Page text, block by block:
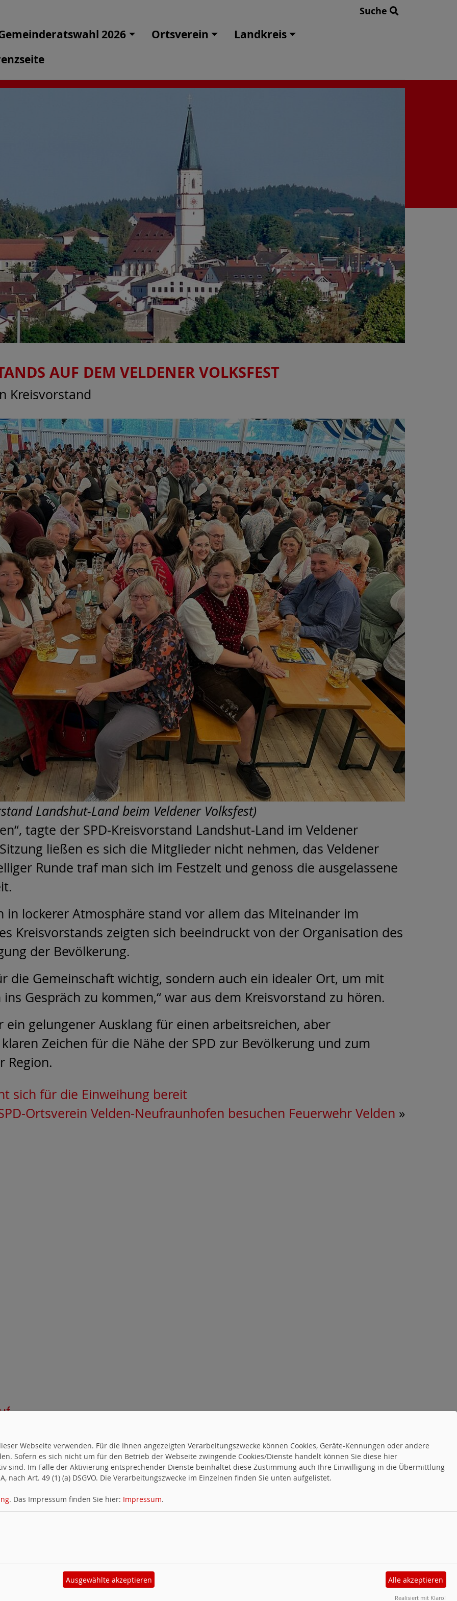
Suche
2026 Ortsverein
Landkreis
AUF DEM VELDENER VOLKSFEST
Kreisvorstand
Landshut-Land beim Veldener Volksfest)
tagte der SPD-Kreisvorstand Landshut-Land im Veldener
ließen es sich die Mitglieder nicht nehmen, das Veldener
Runde traf man sich im Festzelt und genoss die ausgelassene
in lockerer Atmosphäre stand vor allem das Miteinander im
Kreisvorstands zeigten sich beeindruckt von der Organisation des
der Bevölkerung.
die Gemeinschaft wichtig, sondern auch ein idealer Ort, um mit
Gespräch zu kommen,“ war aus dem Kreisvorstand zu hören.
ein gelungener Ausklang für einen arbeitsreichen, aber
Zeichen für die Nähe der SPD zur Bevölkerung und zum
Region.
sich für die Einweihung bereit
Ortsverein Velden-Neufraunhofen besuchen Feuerwehr Velden »
Webseite verwenden. Für die Ihnen angezeigten Verarbeitungszwecke können Cookies, Geräte-Kennungen oder andere
Sofern es sich nicht um für den Betrieb der Webseite zwingende Cookies/Dienste handelt können Sie diese hier
sind. Im Falle der Aktivierung entsprechender Dienste beinhaltet diese Zustimmung auch Ihre Einwilligung in die Übermittlung
Art. 49 (1) (a) DSGVO. Die Verarbeitungszwecke im Einzelnen finden Sie unten aufgelistet.
. Das Impressum finden Sie hier: Impressum.
Ausgewählte akzeptieren Alle akzeptieren
Realisiert mit Klaro!